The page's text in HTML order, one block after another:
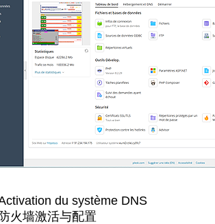
du système DNS
防火墙激活与配置